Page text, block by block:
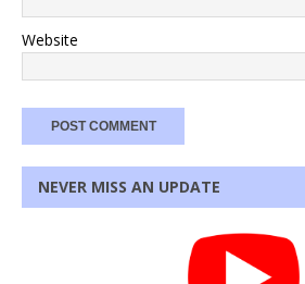
Website
NEVER MISS AN UPDATE